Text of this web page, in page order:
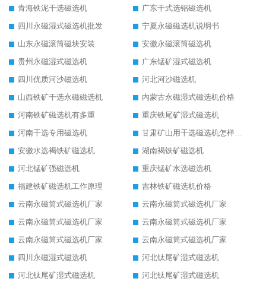
青海铁泥干选磁选机
广东干式选铝磁选机
四川永磁湿式磁选机批发
宁夏永磁磁选机说明书
山东永磁滚筒磁块安装
安徽永磁滚筒磁选机
贵州永磁湿式磁选机
广东锰矿湿式磁选机
四川优质河沙磁选机
河北河沙磁选机
山西铁矿干选永磁磁选机
内蒙古永磁湿式磁选机价格
河南铁矿磁选机有多重
重庆铁尾矿湿式磁选机
河南干选专用磁选机
甘肃矿山用干选磁选机怎样调磁
安徽水选褐铁矿磁选机
湖南褐铁矿磁选机
河北锰矿强磁选机
重庆锰矿水选磁选机
福建铁矿磁选机工作原理
吉林铁矿磁选机价格
云南永磁筒式磁选机厂家
云南永磁筒式磁选机厂家
云南永磁筒式磁选机厂家
云南永磁筒式磁选机厂家
云南永磁筒式磁选机厂家
云南永磁筒式磁选机厂家
四川永磁湿式磁选机
河北钛尾矿湿式磁选机
河北钛尾矿湿式磁选机
河北钛尾矿湿式磁选机